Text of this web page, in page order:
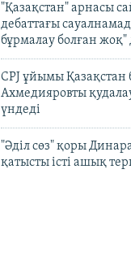
"Қазақстан" арнасы
дебаттағы
бұрмалау болған жоқ"
CPJ ұйымы Қазақстан
Ахмедияровты
үндеді
"Әділ сөз" қоры
қатысты істі ашық